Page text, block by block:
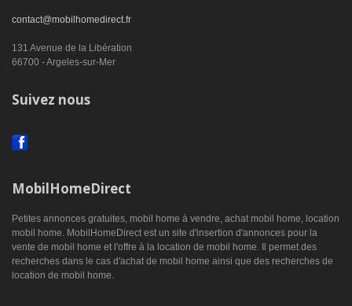
contact@mobilhomedirect.fr
131 Avenue de la Libération
66700 - Argeles-sur-Mer
Suivez nous
MobilHomeDirect
Petites annonces gratuites, mobil home à vendre, achat mobil home, location
mobil home. MobilHomeDirect est un site d'insertion d'annonces pour la
vente de mobil home et l'offre à la location de mobil home. Il permet des
recherches dans le cas d'achat de mobil home ainsi que des recherches de
location de mobil home.